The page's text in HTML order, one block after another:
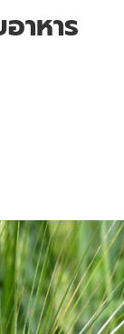
าหาร